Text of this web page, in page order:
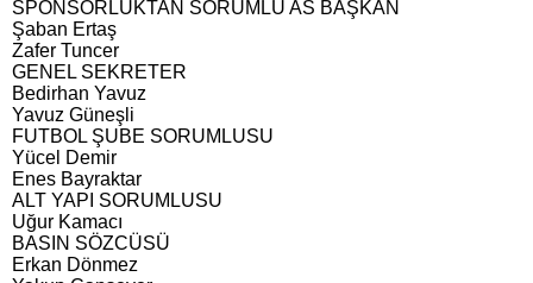
SPONSORLUKTAN SORUMLU AS BAŞKAN
Şaban Ertaş
Zafer Tuncer
GENEL SEKRETER
Bedirhan Yavuz
Yavuz Güneşli
FUTBOL ŞUBE SORUMLUSU
Yücel Demir
Enes Bayraktar
ALT YAPI SORUMLUSU
Uğur Kamacı
BASIN SÖZCÜSÜ
Erkan Dönmez